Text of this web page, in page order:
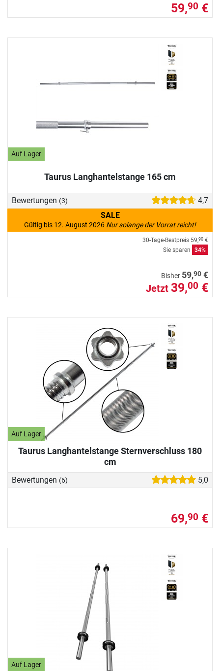
59,90 €
Auf Lager
Taurus Langhantelstange 165 cm
Bewertungen (3)
4,7
SALE
Gültig bis 12. August 2026 Nur solange der Vorrat reicht!
30-Tage-Bestpreis 59,90 €
Sie sparen
34%
Bisher 59,90 €
Jetzt 39,00 €
Auf Lager
Taurus Langhantelstange Sternverschluss 180
cm
Bewertungen (6) 5,0
69,90 €
Auf Lager